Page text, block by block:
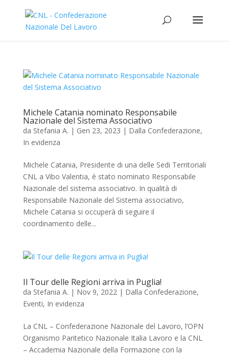
Michele Catania nominato Responsabile
Nazionale del Sistema Associativo
da Stefania A. | Gen 23, 2023 | Dalla Confederazione,
In evidenza
Michele Catania, Presidente di una delle Sedi Territoriali
CNL a Vibo Valentia, è stato nominato Responsabile
Nazionale del sistema associativo. In qualità di
Responsabile Nazionale del Sistema associativo,
Michele Catania si occuperà di seguire il
coordinamento delle...
Il Tour delle Regioni arriva in Puglia!
da Stefania A. | Nov 9, 2022| Dalla Confederazione,
Eventi, In evidenza
La CNL – Confederazione Nazionale del Lavoro, l’OPN
Organismo Paritetico Nazionale Italia Lavoro e la CNL
– Accademia Nazionale della Formazione con la